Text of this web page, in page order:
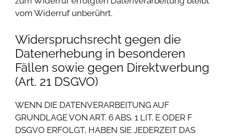
vom Widerruf unberührt.
Widerspruchsrecht gegen die
Datenerhebung in besonderen
Fällen sowie gegen Direktwerbung
(Art. 21 DSGVO)
WENN DIE DATENVERARBEITUNG AUF
GRUNDLAGE VON ART. 6 ABS. 1 LIT. E ODER F
DSGVO ERFOLGT, HABEN SIE JEDERZEIT DAS